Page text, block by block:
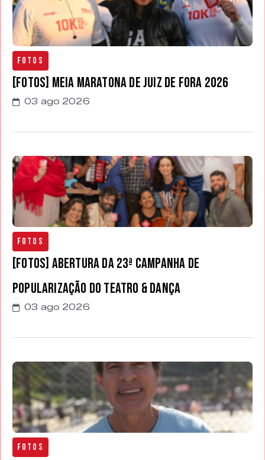
Fotos
[FOTOS] Meia Maratona de Juiz de Fora 2026
03 ago 2026
Fotos
[FOTOS] Abertura da 23ª Campanha de
Popularização do Teatro & Dança
03 ago 2026
Fotos